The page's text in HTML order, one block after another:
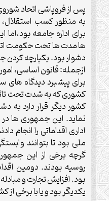
پس از فروپاشی اتحاد
به منظور کسب استقلال،
برای اداره جامعه
ها مدت ها تحت حکومت
دشوار بود. یکپارچه کردن
ازجمله: قانون اساسی،
برای پیشبرد دیدگاه های
کشوری که به شدت تحت
کشور دیگر قرار دارد به
نماید. این جمهوری ها
اداری اقداماتی را انجام
ملی بود تا بتوانند
گرچه برخی از این
روسیه بودند. دومین
بود. افزایش تجارت و
یکدیگر بود و یا با برخی